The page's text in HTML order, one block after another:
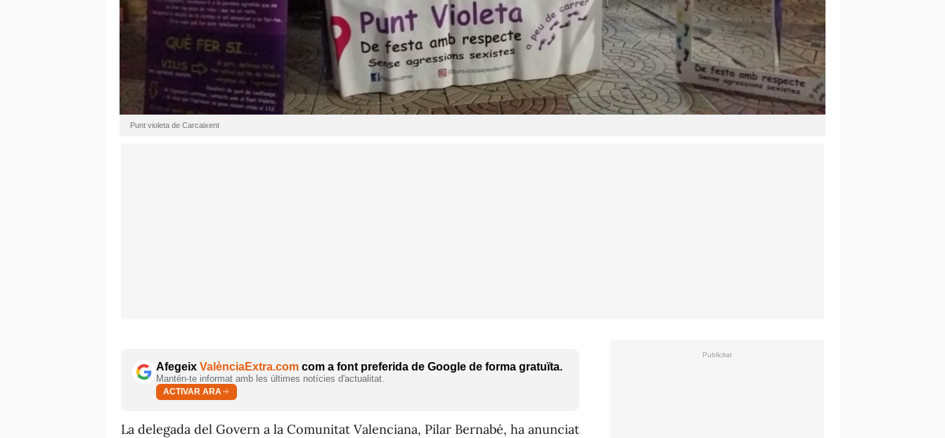
Punt violeta de Carcaixent
Afegeix ValènciaExtra.com com a font preferida de Google de forma gratuïta.
Mantén-te informat amb les últimes notícies d'actualitat.
ACTIVAR ARA
La delegada del Govern a la Comunitat Valenciana, Pilar Bernabé, ha anunciat